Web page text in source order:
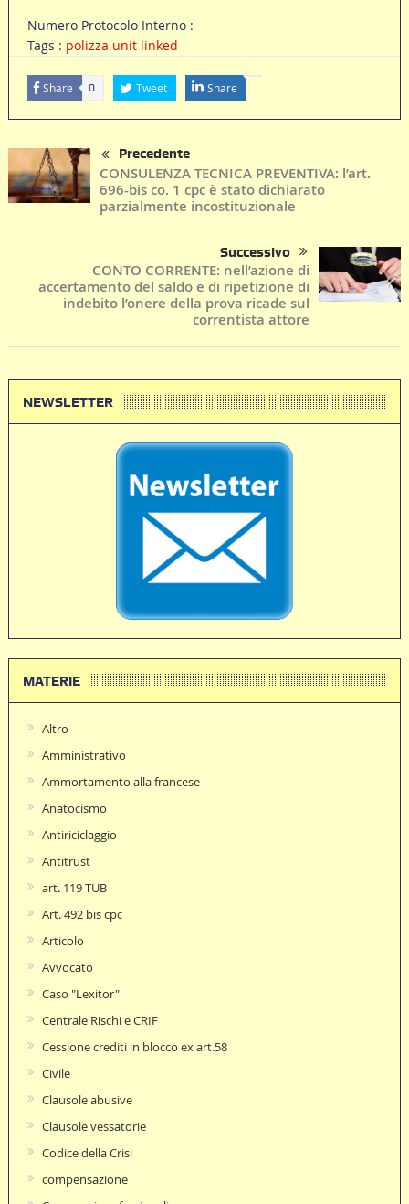
Numero Protocolo Interno :
Tags : polizza unit linked
Share 0 Tweet Share
Precedente
CONSULENZA TECNICA PREVENTIVA: l’art.
696-bis co. 1 cpc è stato dichiarato
parzialmente incostituzionale
Successivo
CONTO CORRENTE: nell’azione di
accertamento del saldo e di ripetizione di
indebito l’onere della prova ricade sul
correntista attore
NEWSLETTER
MATERIE
Altro
Amministrativo
Ammortamento alla francese
Anatocismo
Antiriciclaggio
Antitrust
art. 119 TUB
Art. 492 bis cpc
Articolo
Avvocato
Caso "Lexitor"
Centrale Rischi e CRIF
Cessione crediti in blocco ex art.58
Civile
Clausole abusive
Clausole vessatorie
Codice della Crisi
compensazione